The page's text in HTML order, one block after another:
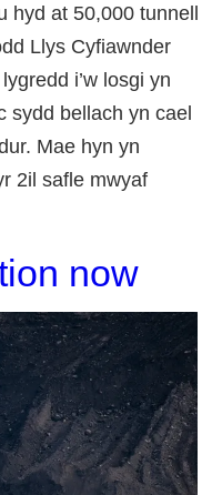
hyd at 50,000 tunnell
Llys Cyfiawnder
i’w losgi yn
sydd bellach yn cael
Mae hyn yn
2il safle mwyaf
now